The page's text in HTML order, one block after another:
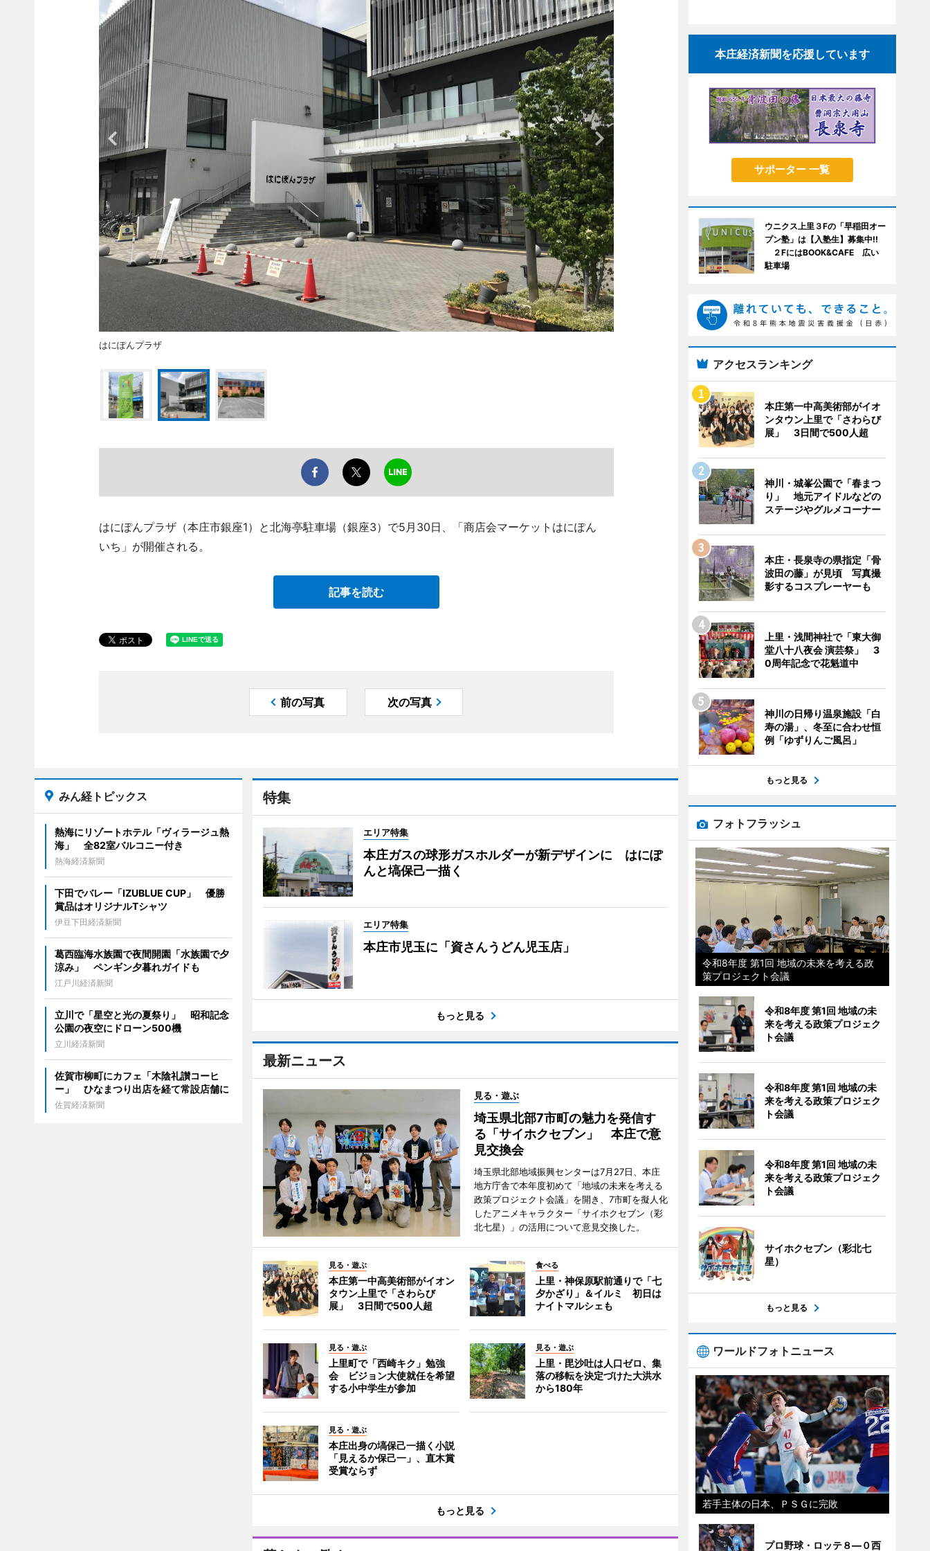
はにぽんプラザ
はにぽんプラザ（本庄市銀座1）と北海亭駐車場（銀座3）で5月30日、「商店会マーケットはにぽん
いち」が開催される。
記事を読む
前の写真 次の写真
特集
エリア特集
本庄ガスの球形ガスホルダーが新デザインに はにぽ
んと塙保己一描く
エリア特集
本庄市児玉に「資さんうどん児玉店」
もっと見る
最新ニュース
見る・遊ぶ
埼玉県北部7市町の魅力を発信す
る「サイホクセブン」 本庄で意
見交換会
埼玉県北部地域振興センターは7月27日、本庄
地方庁舎で本年度初めて「地域の未来を考える
政策プロジェクト会議」を開き、7市町を擬人化
したアニメキャラクター「サイホクセブン（彩
北七星）」の活用について意見交換した。
見る・遊ぶ
本庄第一中高美術部がイオン
タウン上里で「さわらび
展」 3日間で500人超
食べる
上里・神保原駅前通りで「七
夕かざり」＆イルミ 初日は
ナイトマルシェも
見る・遊ぶ
上里町で「西崎キク」勉強
会 ビジョン大使就任を希望
する小中学生が参加
見る・遊ぶ
上里・毘沙吐は人口ゼロ、集
落の移転を決定づけた大洪水
から180年
見る・遊ぶ
本庄出身の塙保己一描く小説
「見えるか保己一」、直木賞
受賞ならず
もっと見る
みん経トピックス
熱海にリゾートホテル「ヴィラージュ熱
海」 全82室バルコニー付き
熱海経済新聞
下田でバレー「IZUBLUE CUP」 優勝
賞品はオリジナルTシャツ
伊豆下田経済新聞
葛西臨海水族園で夜間開園「水族園で夕
涼み」 ペンギン夕暮れガイドも
江戸川経済新聞
立川で「星空と光の夏祭り」 昭和記念
公園の夜空にドローン500機
立川経済新聞
佐賀市柳町にカフェ「木陰礼讃コーヒ
ー」 ひなまつり出店を経て常設店舗に
佐賀経済新聞
本庄経済新聞を応援しています
サポーター 一覧
ウニクス上里３Fの「早稲田オー
プン塾」は【入塾生】募集中!!
２FにはBOOK&CAFE 広い
駐車場
アクセスランキング
本庄第一中高美術部がイオ
ンタウン上里で「さわらび
展」 3日間で500人超
神川・城峯公園で「春まつ
り」 地元アイドルなどの
ステージやグルメコーナー
本庄・長泉寺の県指定「骨
波田の藤」が見頃 写真撮
影するコスプレーヤーも
上里・浅間神社で「東大御
堂八十八夜会 演芸祭」 3
0周年記念で花魁道中
神川の日帰り温泉施設「白
寿の湯」、冬至に合わせ恒
例「ゆずりんご風呂」
もっと見る
フォトフラッシュ
令和8年度 第1回 地域の未来を考える政
策プロジェクト会議
令和8年度 第1回 地域の未
来を考える政策プロジェク
ト会議
令和8年度 第1回 地域の未
来を考える政策プロジェク
ト会議
令和8年度 第1回 地域の未
来を考える政策プロジェク
ト会議
サイホクセブン（彩北七
星）
もっと見る
ワールドフォトニュース
若手主体の日本、ＰＳＧに完敗
プロ野球・ロッテ８―０西